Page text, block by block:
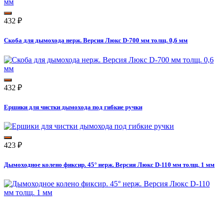
432 ₽
Скоба для дымохода нерж. Версия Люкс D-700 мм толщ. 0,6 мм
432 ₽
Ершики для чистки дымохода под гибкие ручки
423 ₽
Дымоходное колено фиксир. 45° нерж. Версия Люкс D-110 мм толщ. 1 мм